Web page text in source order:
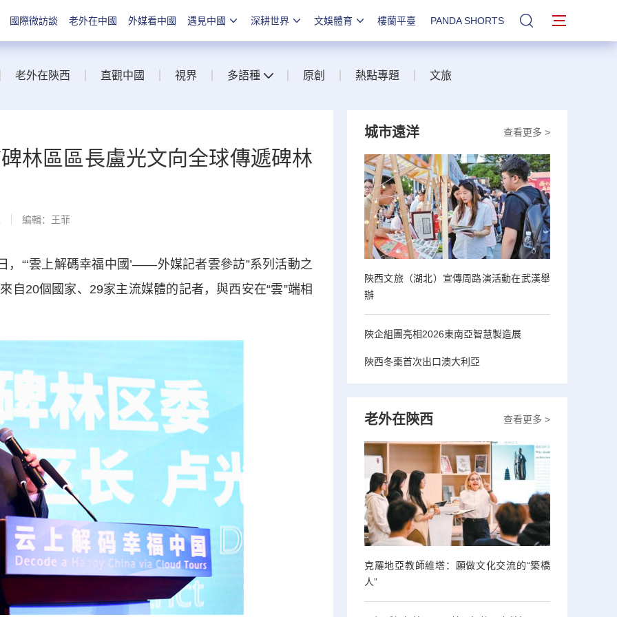
國際微訪談 老外在中國 外媒看中國 遇見中國 深耕世界 文娛體育 樓蘭平臺 PANDA SHORTS 站內搜索
老外在陝西 直觀中國 視界 多語種 原創 熱點專題 文旅
林區區長盧光文向全球傳遞碑林
編輯：王菲
雲上解碼幸福中國’——外媒記者雲參訪”系列活動之
自20個國家、29家主流媒體的記者，與西安在“雲”端相
查看更多 >
城市遠洋
陝西文旅（湖北）宣傳周路演活動在武漢舉
辦
陝企組團亮相2026東南亞智慧製造展
陝西冬棗首次出口澳大利亞
查看更多 >
老外在陝西
克羅地亞教師維塔：願做文化交流的“築橋
人”